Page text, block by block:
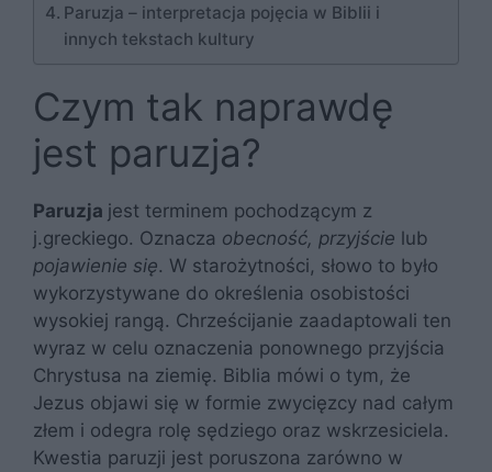
Paruzja – interpretacja pojęcia w Biblii i
innych tekstach kultury
Czym tak naprawdę
jest paruzja?
Paruzja jest terminem pochodzącym z
j.greckiego. Oznacza obecność, przyjście lub
pojawienie się. W starożytności, słowo to było
wykorzystywane do określenia osobistości
wysokiej rangą. Chrześcijanie zaadaptowali ten
wyraz w celu oznaczenia ponownego przyjścia
Chrystusa na ziemię. Biblia mówi o tym, że
Jezus objawi się w formie zwycięzcy nad całym
złem i odegra rolę sędziego oraz wskrzesiciela.
Kwestia paruzji jest poruszona zarówno w